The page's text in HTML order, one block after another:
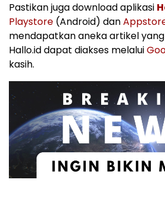
Pastikan juga download aplikasi
Playstore (Android) dan
mendapatkan aneka artikel
Hallo.id dapat diakses melalui
kasih.